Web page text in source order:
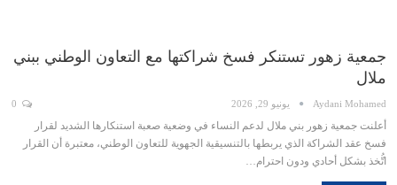
جمعية زهور تستنكر فسخ شراكتها مع التعاون الوطني ببني
ملال
Aydani Mohamed يونيو 29, 2026
أعلنت جمعية زهور بني ملال لدعم النساء في وضعية صعبة استنكارها الشديد لقرار
فسخ عقد الشراكة الذي يربطها بالتنسيقية الجهوية للتعاون الوطني، معتبرة أن القرار
اتُّخذ بشكل أحادي ودون احترام…